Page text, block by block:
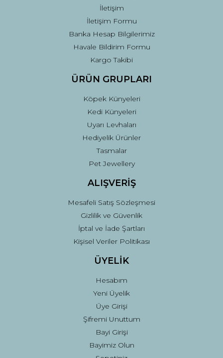
Gönder
İletişim
İletişim Formu
Banka Hesap Bilgilerimiz
Havale Bildirim Formu
Kargo Takibi
ÜRÜN GRUPLARI
Köpek Künyeleri
Kedi Künyeleri
Uyarı Levhaları
Hediyelik Ürünler
Tasmalar
Pet Jewellery
ALIŞVERİŞ
Mesafeli Satış Sözleşmesi
Gizlilik ve Güvenlik
İptal ve İade Şartları
Kişisel Veriler Politikası
ÜYELİK
Hesabım
Yeni Üyelik
Üye Girişi
Şifremi Unuttum
Bayi Girişi
Bayimiz Olun